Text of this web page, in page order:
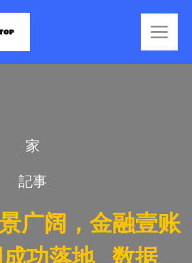
家
記事
广阔，金融壹账